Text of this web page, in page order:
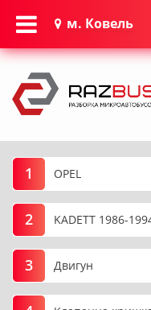
м. Ковель
1
2
3